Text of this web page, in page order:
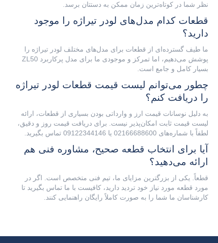
نظر شما در کوتاه‌ترین زمان ممکن به دستتان برسد.
قطعات کدام مدل‌های لودر تیراژه را موجود
دارید؟
ما طیف گسترده‌ای از قطعات برای مدل‌های مختلف لودر تیراژه را
پوشش می‌دهیم، اما تمرکز و موجودی ما برای مدل پرکاربرد ZL50
بسیار کامل و جامع است.
چطور می‌توانم لیست قیمت قطعات لودر تیراژه
را دریافت کنم؟
به دلیل نوسانات قیمت ارز و وارداتی بودن بسیاری از قطعات، ارائه
لیست قیمت ثابت امکان‌پذیر نیست. برای دریافت قیمت روز و دقیق،
لطفاً با شماره‌های 02166688600 یا 09122344146 تماس بگیرید.
آیا برای انتخاب قطعه صحیح، مشاوره فنی هم
ارائه می‌دهید؟
قطعاً. یکی از بزرگترین مزایای ما، تیم فنی متخصص است. اگر در
مورد قطعه مورد نیاز خود تردید دارید، کافیست با ما تماس بگیرید تا
کارشناسان ما شما را به صورت کاملاً رایگان راهنمایی کنند.